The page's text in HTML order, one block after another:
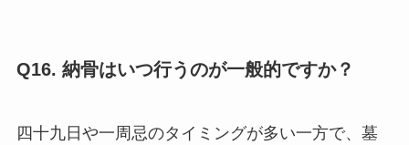
Q16. 納骨はいつ行うのが一般的ですか？
四十九日や一周忌のタイミングが多い一方で、墓